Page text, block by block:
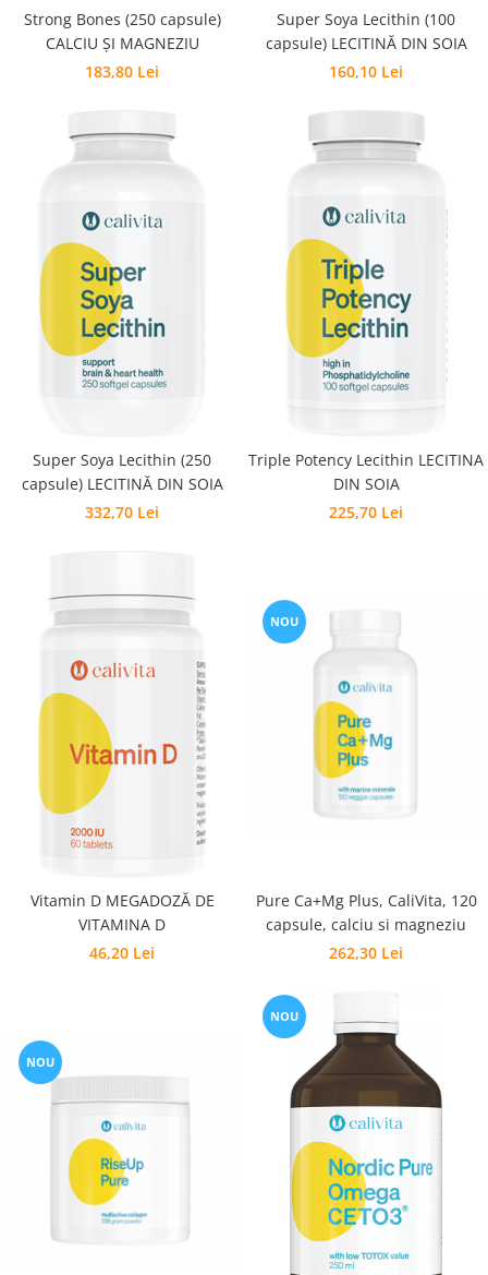
Strong Bones (250 capsule)
CALCIU ŞI MAGNEZIU
183,80 Lei
Super Soya Lecithin (100
capsule) LECITINĂ DIN SOIA
160,10 Lei
Super Soya Lecithin (250
capsule) LECITINĂ DIN SOIA
332,70 Lei
Triple Potency Lecithin LECITINA
DIN SOIA
225,70 Lei
Vitamin D MEGADOZĂ DE
VITAMINA D
46,20 Lei
NOU
Pure Ca+Mg Plus, CaliVita, 120
capsule, calciu si magneziu
262,30 Lei
NOU
NOU